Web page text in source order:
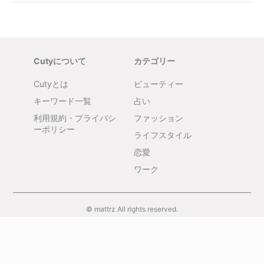
Cutyについて
Cutyとは
キーワード一覧
利用規約・プライバシ
ーポリシー
カテゴリー
ビューティー
占い
ファッション
ライフスタイル
恋愛
ワーク
© mattrz All rights reserved.